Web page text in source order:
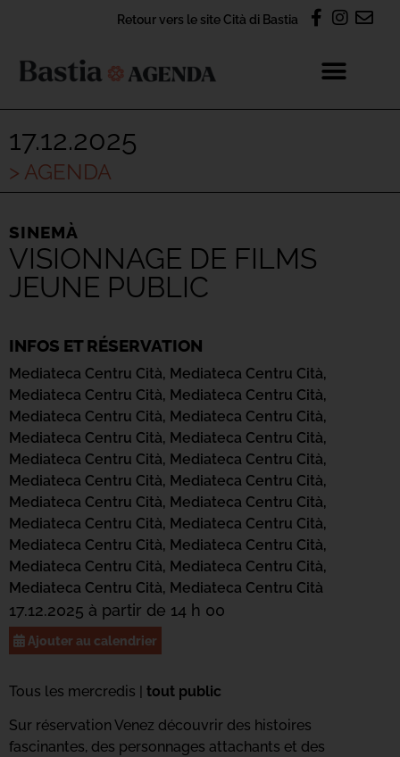
Retour vers le site Cità di Bastia
17.12.2025
> AGENDA
SINEMÀ
VISIONNAGE DE FILMS
JEUNE PUBLIC
INFOS ET RÉSERVATION
Mediateca Centru Cità, Mediateca Centru Cità,
Mediateca Centru Cità, Mediateca Centru Cità,
Mediateca Centru Cità, Mediateca Centru Cità,
Mediateca Centru Cità, Mediateca Centru Cità,
Mediateca Centru Cità, Mediateca Centru Cità,
Mediateca Centru Cità, Mediateca Centru Cità,
Mediateca Centru Cità, Mediateca Centru Cità,
Mediateca Centru Cità, Mediateca Centru Cità,
Mediateca Centru Cità, Mediateca Centru Cità,
Mediateca Centru Cità, Mediateca Centru Cità,
Mediateca Centru Cità, Mediateca Centru Cità
17.12.2025 à partir de 14 h 00
Ajouter au calendrier
Tous les mercredis | tout public
Sur réservation Venez découvrir des histoires
fascinantes, des personnages attachants et des